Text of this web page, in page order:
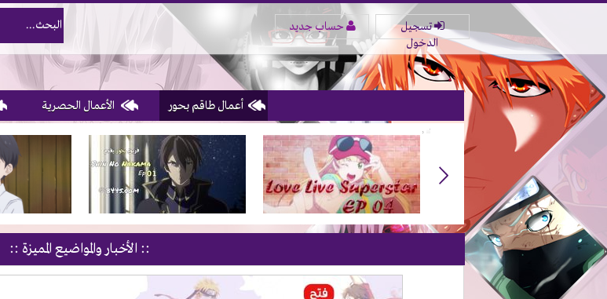
تسجيل
الدخول
حساب جديد
أعمال طاقم بحور الأعمال الحصرية
1, 2, 3 & 4of 10
:: الأخبار والمواضيع المميزة ::